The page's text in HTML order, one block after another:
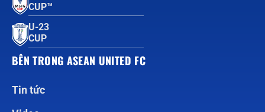
CUP™
U-23
CUP
BÊN TRONG ASEAN UNITED FC
Tin tức